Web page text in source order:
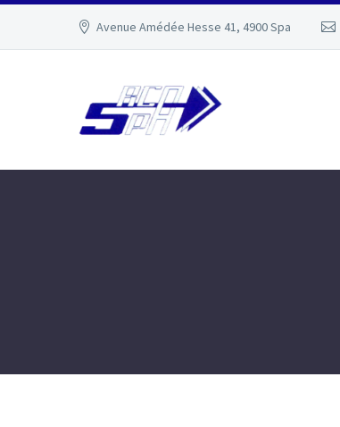
Avenue Amédée Hesse 41, 4900 Spa